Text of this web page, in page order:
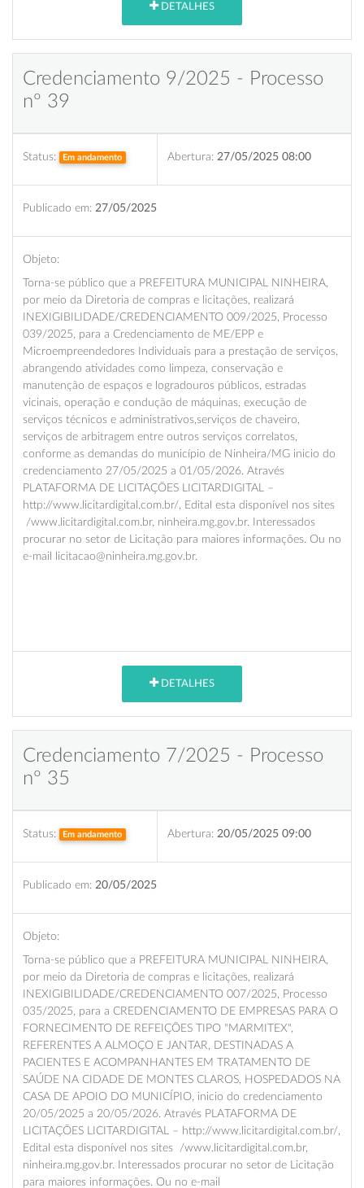
DETALHES
Credenciamento 9/2025 - Processo
nº 39
Status: Em andamento Abertura: 27/05/2025 08:00
Publicado em: 27/05/2025
Objeto:
Torna-se público que a PREFEITURA MUNICIPAL NINHEIRA,
por meio da Diretoria de compras e licitações, realizará
INEXIGIBILIDADE/CREDENCIAMENTO 009/2025, Processo
039/2025, para a Credenciamento de ME/EPP e
Microempreendedores Individuais para a prestação de serviços,
abrangendo atividades como limpeza, conservação e
manutenção de espaços e logradouros públicos, estradas
vicinais, operação e condução de máquinas, execução de
serviços técnicos e administrativos,serviços de chaveiro,
serviços de arbitragem entre outros serviços correlatos,
conforme as demandas do município de Ninheira/MG inicio do
credenciamento 27/05/2025 a 01/05/2026. Através
PLATAFORMA DE LICITAÇÕES LICITARDIGITAL –
http://www.licitardigital.com.br/, Edital esta disponível nos sites
/www.licitardigital.com.br, ninheira.mg.gov.br. Interessados
procurar no setor de Licitação para maiores informações. Ou no
e-mail licitacao@ninheira.mg.gov.br.
DETALHES
Credenciamento 7/2025 - Processo
nº 35
Status: Em andamento Abertura: 20/05/2025 09:00
Publicado em: 20/05/2025
Objeto:
Torna-se público que a PREFEITURA MUNICIPAL NINHEIRA,
por meio da Diretoria de compras e licitações, realizará
INEXIGIBILIDADE/CREDENCIAMENTO 007/2025, Processo
035/2025, para a CREDENCIAMENTO DE EMPRESAS PARA O
FORNECIMENTO DE REFEIÇÕES TIPO "MARMITEX",
REFERENTES A ALMOÇO E JANTAR, DESTINADAS A
PACIENTES E ACOMPANHANTES EM TRATAMENTO DE
SAÚDE NA CIDADE DE MONTES CLAROS, HOSPEDADOS NA
CASA DE APOIO DO MUNICÍPIO, inicio do credenciamento
20/05/2025 a 20/05/2026. Através PLATAFORMA DE
LICITAÇÕES LICITARDIGITAL – http://www.licitardigital.com.br/,
Edital esta disponível nos sites /www.licitardigital.com.br,
ninheira.mg.gov.br. Interessados procurar no setor de Licitação
para maiores informações. Ou no e-mail